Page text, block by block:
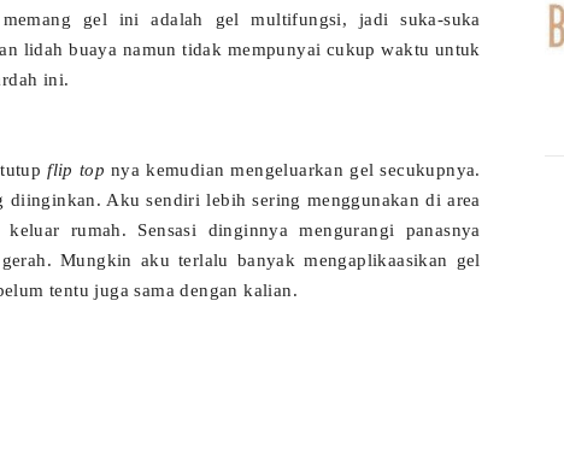
gel ini adalah gel multifungsi, jadi suka-suka
lidah buaya namun tidak mempunyai cukup waktu untuk
ini.
tutupflip top nya kemudian mengeluarkan gel secukupnya.
Aku sendiri lebih sering menggunakan di area
rumah. Sensasi dinginnya mengurangi panasnya
Mungkin aku terlalu banyak mengaplikaasikan gel
tentu juga sama dengan kalian.